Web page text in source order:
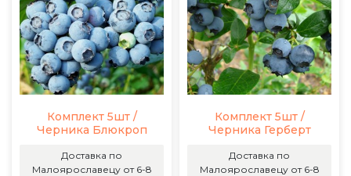
Комплект 5шт /
Черника Блюкроп
Доставка по
Малоярославецу от 6-8
Комплект 5шт /
Черника Герберт
Доставка по
Малоярославецу от 6-8